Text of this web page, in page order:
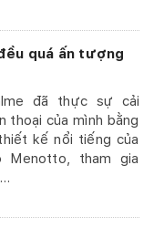
quá ấn tượng
đã thực sự cải
thoại của mình bằng
kế nổi tiếng của
Menotto, tham gia